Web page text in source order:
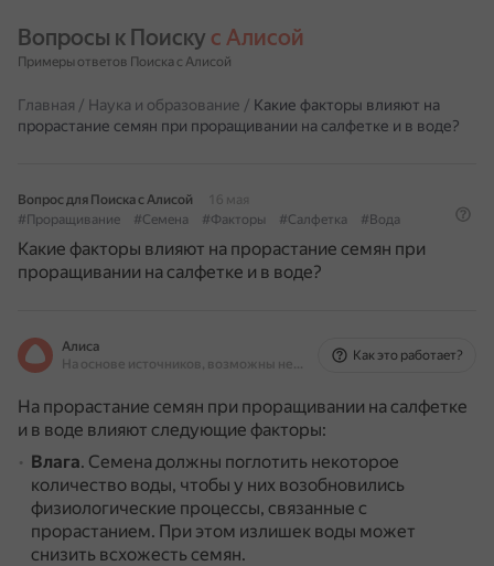
Вопросы к Поиску с Алисой
Примеры ответов Поиска с Алисой
Главная / Наука и образование / Какие факторы влияют на
прорастание семян при проращивании на салфетке и в воде?
Вопрос для Поиска с Алисой
16 мая
#Проращивание
#Семена #Факторы #Салфетка #Вода
Какие факторы влияют на прорастание семян при
проращивании на салфетке и в воде?
Алиса
На основе источников, возможны неточности
Как это работает?
На прорастание семян при проращивании на салфетке
и в воде влияют следующие факторы:
Влага. Семена должны поглотить некоторое
количество воды, чтобы у них возобновились
физиологические процессы, связанные с
прорастанием. При этом излишек воды может
снизить всхожесть семян.